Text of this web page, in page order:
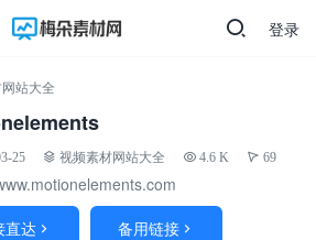
登录
站大全
25 视频素材网站大全 4.6 K 69
直达  备用链接 